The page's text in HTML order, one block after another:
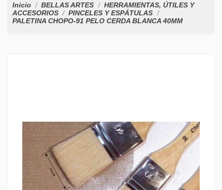
Inicio BELLAS ARTES
HERRAMIENTAS, ÚTILES Y
ACCESORIOS
PINCELES Y ESPÁTULAS
PALETINA CHOPO-91 PELO CERDA BLANCA 40MM